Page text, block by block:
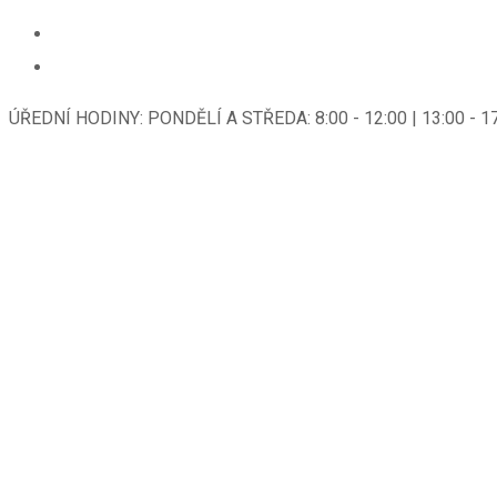
ÚŘEDNÍ HODINY: PONDĚLÍ A STŘEDA: 8:00 - 12:00 | 13:00 -